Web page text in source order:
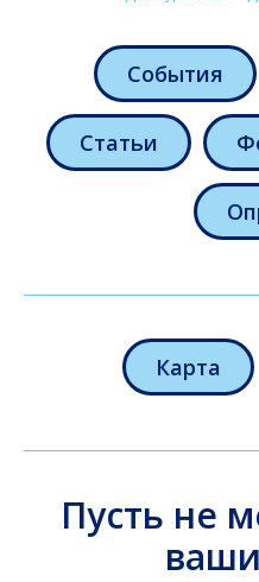
События
Статьи
Карта
Пусть не